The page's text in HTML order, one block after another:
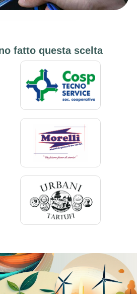
fatto questa scelta